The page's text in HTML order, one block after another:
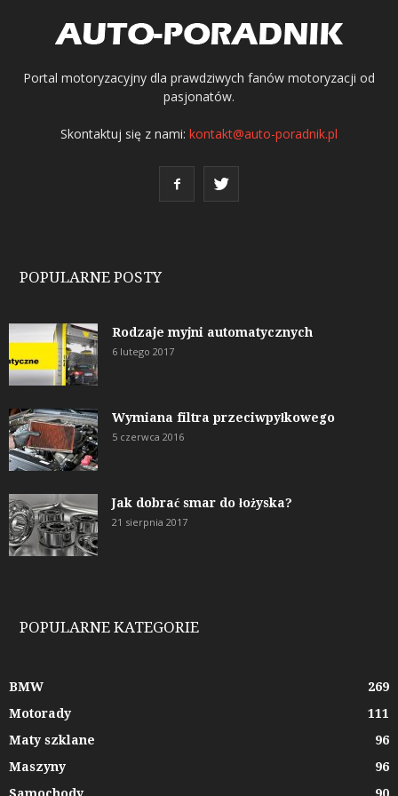
Portal motoryzacyjny dla prawdziwych fanów motoryzacji od
pasjonatów.
Skontaktuj się z nami: kontakt@auto-poradnik.pl
POPULARNE POSTY
Rodzaje myjni automatycznych
6 lutego 2017
Wymiana filtra przeciwpyłkowego
5 czerwca 2016
Jak dobrać smar do łożyska?
21 sierpnia 2017
POPULARNE KATEGORIE
BMW
269
Motorady
111
Maty szklane
96
Maszyny
96